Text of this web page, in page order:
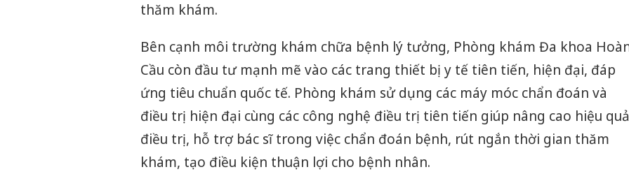
thăm khám.
Bên cạnh môi trường khám chữa bệnh lý tưởng, Phòng khám Đa khoa
Cầu còn đầu tư mạnh mẽ vào các trang thiết bị y tế tiên tiến, hiện đại, đáp
ứng tiêu chuẩn quốc tế. Phòng khám sử dụng các máy móc chẩn đoán và
điều trị hiện đại cùng các công nghệ điều trị tiên tiến giúp nâng cao hiệu quả
điều trị, hỗ trợ bác sĩ trong việc chẩn đoán bệnh, rút ngắn thời gian thăm
khám, tạo điều kiện thuận lợi cho bệnh nhân.